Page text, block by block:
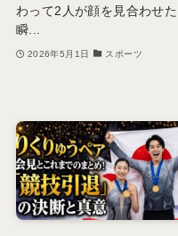
わって2人が顔を見合わせた
瞬...
2026年5月1日 スポーツ